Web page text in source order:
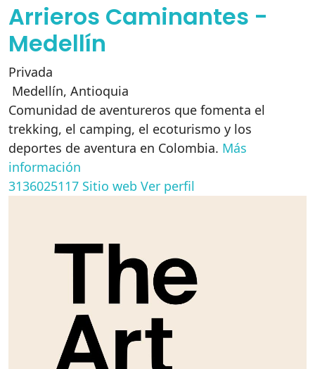
Arrieros Caminantes -
Medellín
Privada
Medellín, Antioquia
Comunidad de aventureros que fomenta el
trekking, el camping, el ecoturismo y los
deportes de aventura en Colombia. Más
información
3136025117 Sitio web Ver perfil